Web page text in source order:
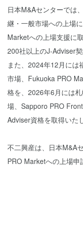
日本M&Aセンターでは
継・一般市場への上場
Marketへの上場支援に
200社以上のJ-Adviser契
また、2024年12月には
市場、Fukuoka PRO
格を、2026年6月には
場、Sapporo PRO
Adviser資格を取得いた
不二興産は、日本M&A
PRO Marketへの上場申